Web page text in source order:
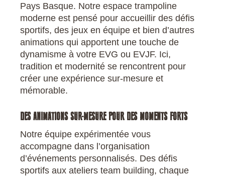
Pays Basque. Notre espace trampoline
moderne est pensé pour accueillir des défis
sportifs, des jeux en équipe et bien d’autres
animations qui apportent une touche de
dynamisme à votre EVG ou EVJF. Ici,
tradition et modernité se rencontrent pour
créer une expérience sur-mesure et
mémorable.
DES ANIMATIONS SUR-MESURE POUR DES MOMENTS FORTS
Notre équipe expérimentée vous
accompagne dans l’organisation
d’événements personnalisés. Des défis
sportifs aux ateliers team building, chaque